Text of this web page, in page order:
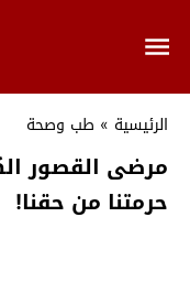
الرئيسية » طب وصحة
مرضى القصور
حرمتنا من حقنا!